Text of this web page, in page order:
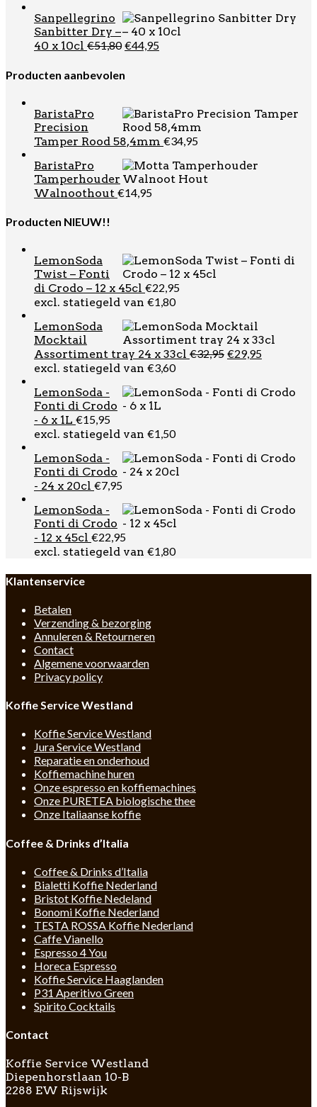
was:
is:
Sanpellegrino
Sanbitter Dry –
40 x 10cl €51,80 Oorspronkelijke
was:
€44,95Huidige
Producten aanbevolen
BaristaPro
Precision
Tamper Rood 58,4mm €34,95
BaristaPro
Tamperhouder
Walnoothout €14,95
Producten NIEUW!!
LemonSoda
Twist – Fonti
di Crodo – 12 x 45cl €22,95
excl. statiegeld van €1,80
LemonSoda
Mocktail
Assortiment tray 24 x 33cl €32,95
€32,95.
€29,95Huidige
€29,95.
excl. statiegeld van €3,60
LemonSoda -
Fonti di Crodo
- 6 x 1L €15,95
excl. statiegeld van €1,50
LemonSoda -
Fonti di Crodo
- 24 x 20cl €7,95
LemonSoda -
Fonti di Crodo
- 12 x 45cl €22,95
excl. statiegeld van €1,80
Klantenservice
Betalen
Verzending & bezorging
Annuleren & Retourneren
Contact
Algemene voorwaarden
Privacy policy
Koffie Service Westland
Koffie Service Westland
Jura Service Westland
Reparatie en onderhoud
Koffiemachine huren
Onze espresso en koffiemachines
Onze PURETEA biologische thee
Onze Italiaanse koffie
Coffee & Drinks d’Italia
Coffee & Drinks d’Italia
Bialetti Koffie Nederland
Bristot Koffie Nedeland
Bonomi Koffie Nederland
TESTA ROSSA Koffie Nederland
Caffe Vianello
Espresso 4 You
Horeca Espresso
Koffie Service Haaglanden
P31 Aperitivo Green
Spirito Cocktails
Contact
Koffie Service Westland
Diepenhorstlaan 10-B
2288 EW Rijswijk